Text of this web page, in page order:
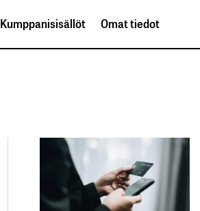
Kumppanisisällöt Omat tiedot